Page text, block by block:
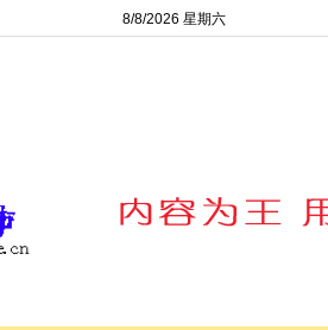
8/8/2026 星期六